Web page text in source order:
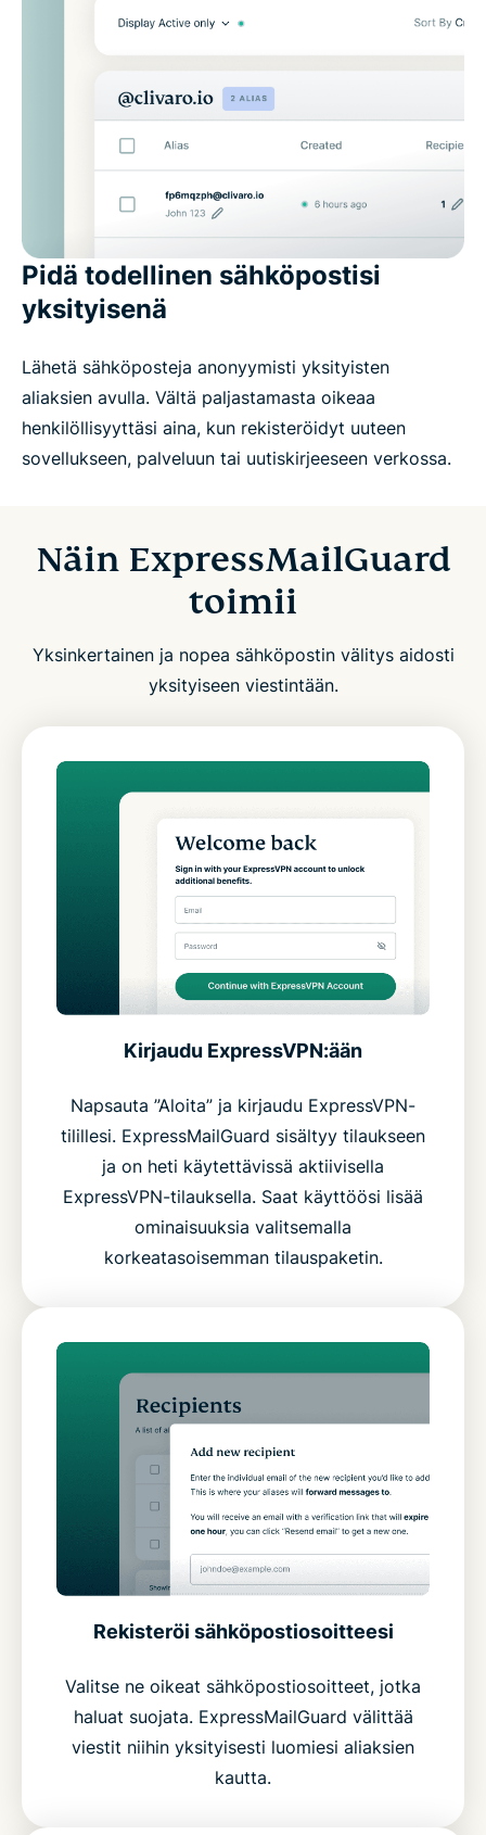
Pidä todellinen sähköpostisi
yksityisenä
Lähetä sähköposteja anonyymisti yksityisten
aliaksien avulla. Vältä paljastamasta oikeaa
henkilöllisyyttäsi aina, kun rekisteröidyt uuteen
sovellukseen, palveluun tai uutiskirjeeseen verkossa.
Näin ExpressMailGuard
toimii
Yksinkertainen ja nopea sähköpostin välitys aidosti
yksityiseen viestintään.
Kirjaudu ExpressVPN:ään
Napsauta ”Aloita” ja kirjaudu ExpressVPN-
tilillesi. ExpressMailGuard sisältyy tilaukseen
ja on heti käytettävissä aktiivisella
ExpressVPN-tilauksella. Saat käyttöösi lisää
ominaisuuksia valitsemalla
korkeatasoisemman tilauspaketin.
Rekisteröi sähköpostiosoitteesi
Valitse ne oikeat sähköpostiosoitteet, jotka
haluat suojata. ExpressMailGuard välittää
viestit niihin yksityisesti luomiesi aliaksien
kautta.